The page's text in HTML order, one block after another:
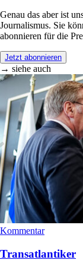
Genau das aber ist
Journalismus. Sie
abonnieren für die
Jetzt abonnieren
→ siehe auch
Kommentar
Transatlantiker